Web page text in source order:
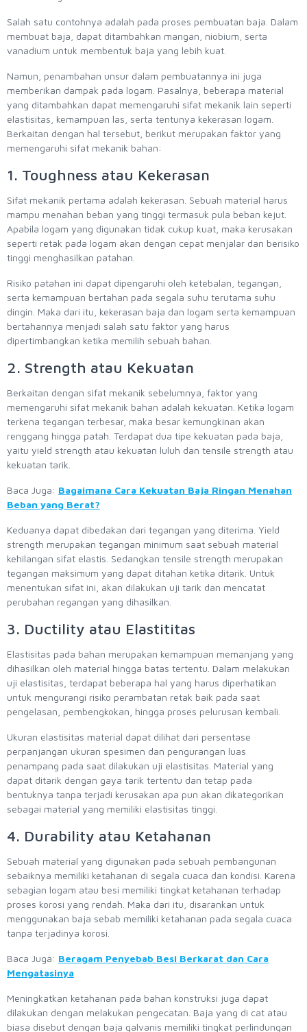
Salah satu contohnya adalah pada proses pembuatan baja. Dalam
membuat baja, dapat ditambahkan mangan, niobium, serta
vanadium untuk membentuk baja yang lebih kuat.
Namun, penambahan unsur dalam pembuatannya ini juga
memberikan dampak pada logam. Pasalnya, beberapa material
yang ditambahkan dapat memengaruhi sifat mekanik lain seperti
elastisitas, kemampuan las, serta tentunya kekerasan logam.
Berkaitan dengan hal tersebut, berikut merupakan faktor yang
memengaruhi sifat mekanik bahan:
1. Toughness atau Kekerasan
Sifat mekanik pertama adalah kekerasan. Sebuah material harus
mampu menahan beban yang tinggi termasuk pula beban kejut.
Apabila logam yang digunakan tidak cukup kuat, maka kerusakan
seperti retak pada logam akan dengan cepat menjalar dan berisiko
tinggi menghasilkan patahan.
Risiko patahan ini dapat dipengaruhi oleh ketebalan, tegangan,
serta kemampuan bertahan pada segala suhu terutama suhu
dingin. Maka dari itu, kekerasan baja dan logam serta kemampuan
bertahannya menjadi salah satu faktor yang harus
dipertimbangkan ketika memilih sebuah bahan.
2. Strength atau Kekuatan
Berkaitan dengan sifat mekanik sebelumnya, faktor yang
memengaruhi sifat mekanik bahan adalah kekuatan. Ketika logam
terkena tegangan terbesar, maka besar kemungkinan akan
renggang hingga patah. Terdapat dua tipe kekuatan pada baja,
yaitu yield strength atau kekuatan luluh dan tensile strength atau
kekuatan tarik.
Baca Juga: Bagaimana Cara Kekuatan Baja Ringan Menahan
Beban yang Berat?
Keduanya dapat dibedakan dari tegangan yang diterima. Yield
strength merupakan tegangan minimum saat sebuah material
kehilangan sifat elastis. Sedangkan tensile strength merupakan
tegangan maksimum yang dapat ditahan ketika ditarik. Untuk
menentukan sifat ini, akan dilakukan uji tarik dan mencatat
perubahan regangan yang dihasilkan.
3. Ductility atau Elastititas
Elastisitas pada bahan merupakan kemampuan memanjang yang
dihasilkan oleh material hingga batas tertentu. Dalam melakukan
uji elastisitas, terdapat beberapa hal yang harus diperhatikan
untuk mengurangi risiko perambatan retak baik pada saat
pengelasan, pembengkokan, hingga proses pelurusan kembali.
Ukuran elastisitas material dapat dilihat dari persentase
perpanjangan ukuran spesimen dan pengurangan luas
penampang pada saat dilakukan uji elastisitas. Material yang
dapat ditarik dengan gaya tarik tertentu dan tetap pada
bentuknya tanpa terjadi kerusakan apa pun akan dikategorikan
sebagai material yang memiliki elastisitas tinggi.
4. Durability atau Ketahanan
Sebuah material yang digunakan pada sebuah pembangunan
sebaiknya memiliki ketahanan di segala cuaca dan kondisi. Karena
sebagian logam atau besi memiliki tingkat ketahanan terhadap
proses korosi yang rendah. Maka dari itu, disarankan untuk
menggunakan baja sebab memiliki ketahanan pada segala cuaca
tanpa terjadinya korosi.
Baca Juga: Beragam Penyebab Besi Berkarat dan Cara
Mengatasinya
Meningkatkan ketahanan pada bahan konstruksi juga dapat
dilakukan dengan melakukan pengecatan. Baja yang di cat atau
biasa disebut dengan baja galvanis memiliki tingkat perlindungan